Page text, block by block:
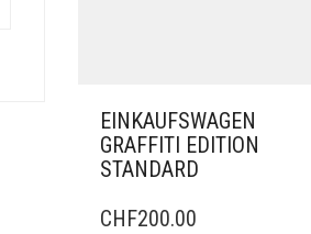
EINKAUFSWAGEN
GRAFFITI EDITION
STANDARD
CHF200.00